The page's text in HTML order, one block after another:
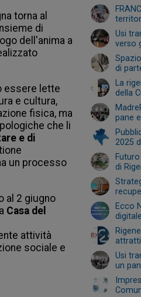
torna al
di
dell'anima a
essere lette
e cultura,
fisica, ma
che li
e di
un processo
al 2 giugno
Casa del
attività
sociale e
Usi
verso
di
La
della
pane
2025
di
Ecco
Usi
un